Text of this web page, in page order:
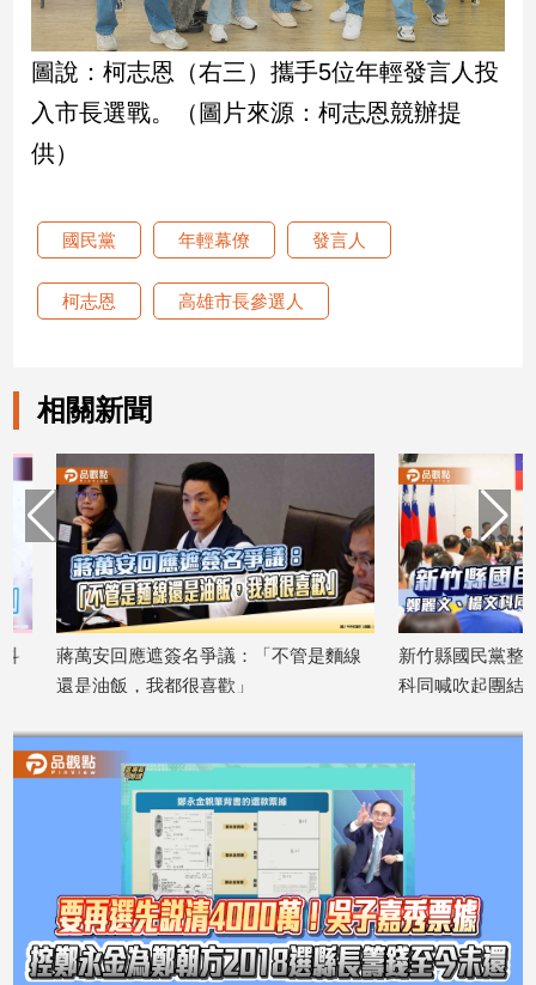
稿
專
區
【我
點】
圖說：柯志恩（右三）攜手5位年輕發言人投
入市長選戰。（圖片來源：柯志恩競辦提
供）
國民黨 年輕幕僚 發言人
柯志恩 高雄市長參選人
相關新聞
蔣萬安回應遮簽名爭議：「不管是麵線
還是油飯，我都很喜歡」
新竹縣國民黨整隊完
科同喊吹起團結號角
2026/08/05